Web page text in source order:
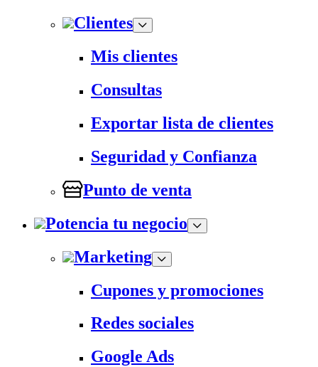
Clientes
Mis clientes
Consultas
Exportar lista de clientes
Seguridad y Confianza
Punto de venta
Potencia tu negocio
Marketing
Cupones y promociones
Redes sociales
Google Ads